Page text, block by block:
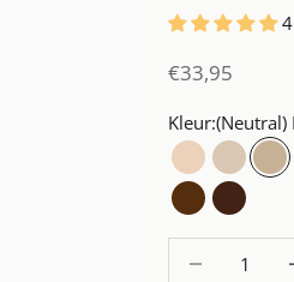
€33,95
Kleur:(Neutral)
(Neutral)
Neutral Deep
Cool